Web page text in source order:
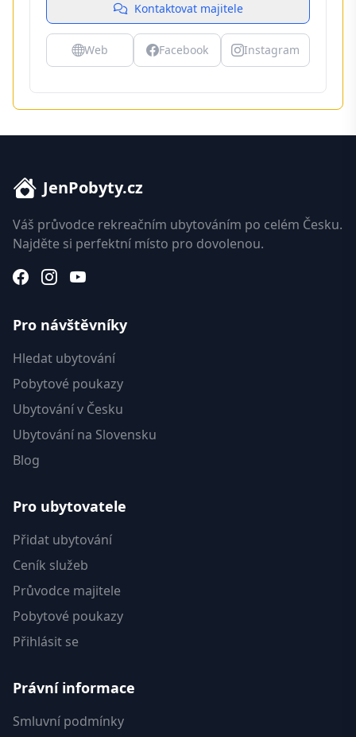
Kontaktovat majitele
Web Facebook Instagram
JenPobyty.cz
Váš průvodce rekreačním ubytováním po celém Česku.
Najděte si perfektní místo pro dovolenou.
Pro návštěvníky
Hledat ubytování
Pobytové poukazy
Ubytování v Česku
Ubytování na Slovensku
Blog
Pro ubytovatele
Přidat ubytování
Ceník služeb
Průvodce majitele
Pobytové poukazy
Přihlásit se
Právní informace
Smluvní podmínky